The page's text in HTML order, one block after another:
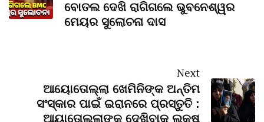
ବୋତଲ ଦେଖି ରାଗିଗଲେ ଭୁବନେଶ୍ୱର
ମେୟର ସୁଲୋଚନା ଦାସ
Next
ଆୟୋତୋଲ୍ଲା ଖେମିନିଙ୍କ ଅନ୍ତିମ
ସଂସ୍କାର ପାଇଁ ଇରାନରେ ପ୍ରସ୍ତୁତି :
ଆୟାତୋଲ୍ଲାଙ୍କୁ ଦେଖିବାକୁ ଲକ୍ଷ